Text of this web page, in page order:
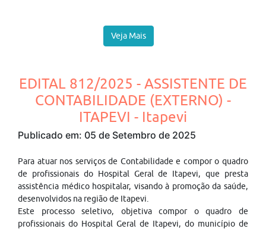
Veja Mais
EDITAL 812/2025 - ASSISTENTE DE
CONTABILIDADE (EXTERNO) -
ITAPEVI - Itapevi
Publicado em: 05 de Setembro de 2025
Para atuar nos serviços de Contabilidade e compor o quadro
de profissionais do Hospital Geral de Itapevi, que presta
assistência médico hospitalar, visando à promoção da saúde,
desenvolvidos na região de Itapevi.
Este processo seletivo, objetiva compor o quadro de
profissionais do Hospital Geral de Itapevi, do município de